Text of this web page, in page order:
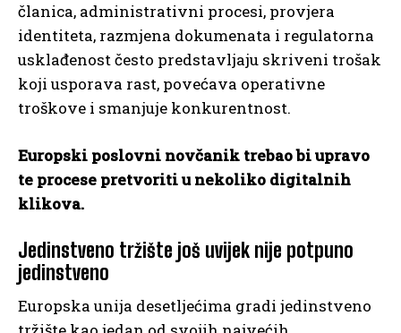
članica, administrativni procesi, provjera
identiteta, razmjena dokumenata i regulatorna
usklađenost često predstavljaju skriveni trošak
koji usporava rast, povećava operativne
troškove i smanjuje konkurentnost.
Europski poslovni novčanik trebao bi upravo
te procese pretvoriti u nekoliko digitalnih
klikova.
Jedinstveno tržište još uvijek nije potpuno
jedinstveno
Europska unija desetljećima gradi jedinstveno